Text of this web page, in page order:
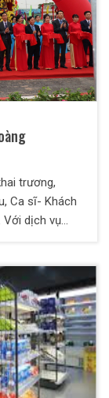
trương,
Ca sĩ- Khách
Với dịch vụ